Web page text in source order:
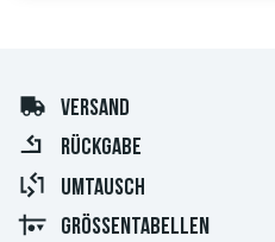
VERSAND
RÜCKGABE
UMTAUSCH
GRÖSSENTABELLEN